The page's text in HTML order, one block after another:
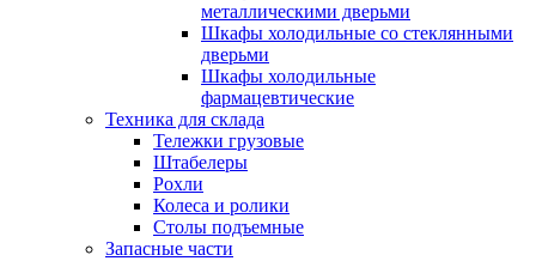
металлическими дверьми
Шкафы холодильные со стеклянными
дверьми
Шкафы холодильные
фармацевтические
Техника для склада
Тележки грузовые
Штабелеры
Рохли
Колеса и ролики
Столы подъемные
Запасные части